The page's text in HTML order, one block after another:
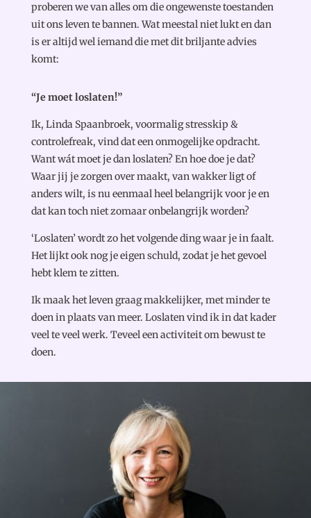
proberen we van alles om die ongewenste toestanden
uit ons leven te bannen. Wat meestal niet lukt en dan
is er altijd wel iemand die met dit briljante advies
komt:
“Je moet loslaten!”
Ik, Linda Spaanbroek, voormalig stresskip &
controlefreak, vind dat een onmogelijke opdracht.
Want wát moet je dan loslaten? En hoe doe je dat?
Waar jij je zorgen over maakt, van wakker ligt of
anders wilt, is nu eenmaal heel belangrijk voor je en
dat kan toch niet zomaar onbelangrijk worden?
‘Loslaten’ wordt zo het volgende ding waar je in faalt.
Het lijkt ook nog je eigen schuld, zodat je het gevoel
hebt klem te zitten.
Ik maak het leven graag makkelijker, met minder te
doen in plaats van meer. Loslaten vind ik in dat kader
veel te veel werk. Teveel een activiteit om bewust te
doen.